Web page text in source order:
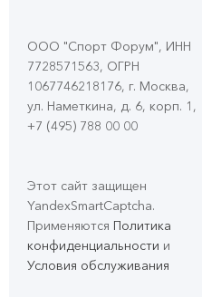
ООО "Спорт Форум", ИНН
7728571563, ОГРН
1067746218176, г. Москва,
ул. Наметкина, д. 6, корп. 1 ,
+7 (495) 788 00 00
Этот сайт защищен
YandexSmartCaptcha.
Применяются Политика
конфиденциальности и
Условия обслуживания